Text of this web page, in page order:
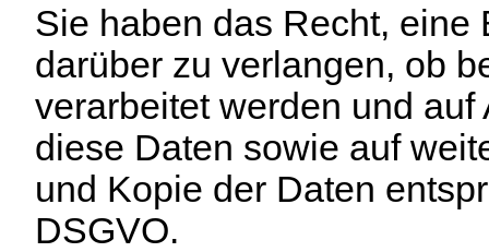
Sie haben das Recht, eine
darüber zu verlangen, ob
verarbeitet werden und auf
diese Daten sowie auf
und Kopie der Daten
DSGVO.